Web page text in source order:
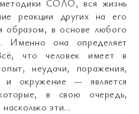
СОЛО, вся жизнь
реакции других на его
образом, в основе любого
Именно она определяет
что человек имеет в
неудачи, поражения,
и окружение — является
в свою очередь,
эти…